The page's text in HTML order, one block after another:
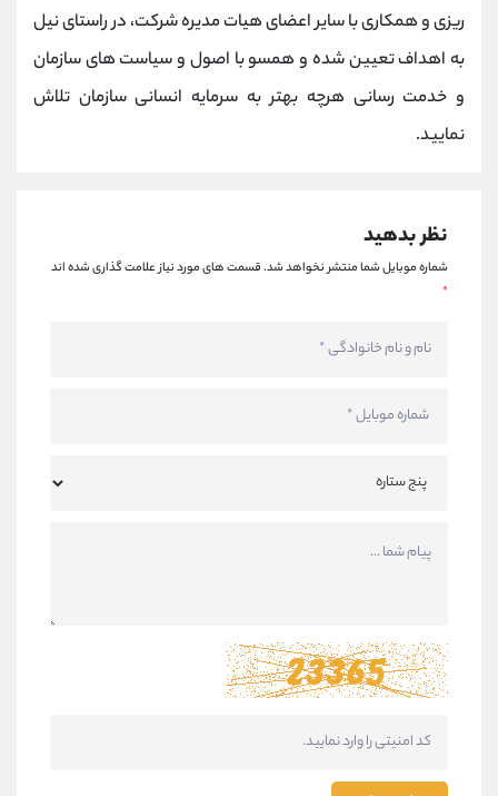
ریزی و همکاری با سایر اعضای هیات مدیره شرکت، در راستای نیل
به اهداف تعیین شده و همسو با اصول و سیاست های سازمان
و خدمت رسانی هرچه بهتر به سرمایه انسانی سازمان تلاش
نمایید.
نظر بدهید
شماره موبایل شما منتشر نخواهد شد.قسمت های مورد نیاز علامت گذاری شده اند
*